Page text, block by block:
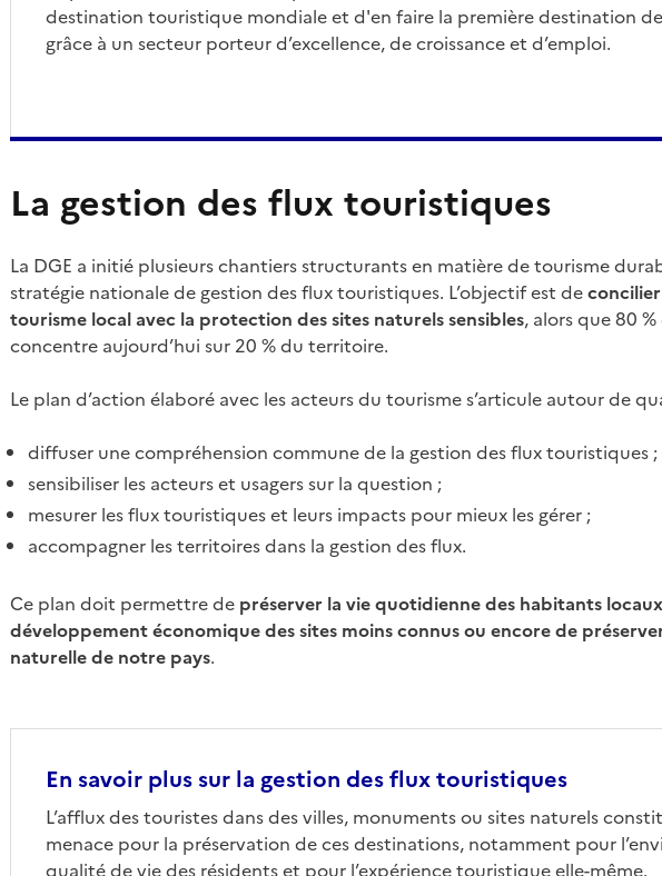
destination touristique mondiale et d'en faire la première destination
grâce à un secteur porteur d’excellence, de croissance et d’emploi.
La gestion des flux touristiques
La DGE a initié plusieurs chantiers structurants en matière de tourisme
stratégie nationale de gestion des flux touristiques. L’objectif est de
tourisme local avec la protection des sites naturels sensibles, alors que 80
concentre aujourd’hui sur 20 % du territoire.
Le plan d’action élaboré avec les acteurs du tourisme s’articule autour de
diffuser une compréhension commune de la gestion des flux touristiques ;
sensibiliser les acteurs et usagers sur la question ;
mesurer les flux touristiques et leurs impacts pour mieux les gérer ;
accompagner les territoires dans la gestion des flux.
Ce plan doit permettre de préserver la vie quotidienne des habitants
développement économique des sites moins connus ou encore de
naturelle de notre pays.
En savoir plus sur la gestion des flux touristiques
L’afflux des touristes dans des villes, monuments ou sites naturels
menace pour la préservation de ces destinations, notamment pour
qualité de vie des résidents et pour l’expérience touristique elle-même.